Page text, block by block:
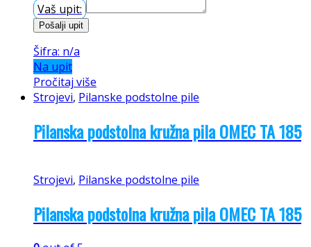
Vaš upit:
Pošalji upit
Šifra: n/a
Na upit
Pročitaj više
Strojevi, Pilanske podstolne pile
Pilanska podstolna kružna pila OMEC TA 185
Strojevi, Pilanske podstolne pile
Pilanska podstolna kružna pila OMEC TA 185